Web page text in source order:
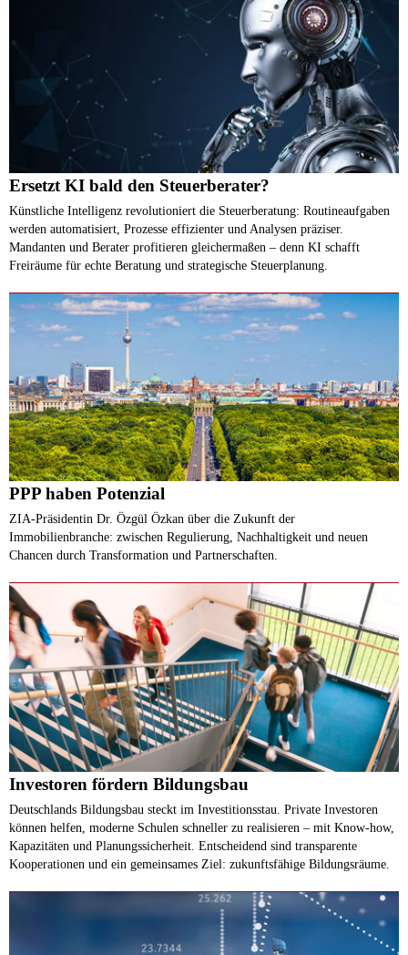
Ersetzt KI bald den Steuerberater?
Künstliche Intelligenz revolutioniert die Steuerberatung: Routineaufgaben
werden automatisiert, Prozesse effizienter und Analysen präziser.
Mandanten und Berater profitieren gleichermaßen – denn KI schafft
Freiräume für echte Beratung und strategische Steuerplanung.
PPP haben Potenzial
ZIA-Präsidentin Dr. Özgül Özkan über die Zukunft der
Immobilienbranche: zwischen Regulierung, Nachhaltigkeit und neuen
Chancen durch Transformation und Partnerschaften.
Investoren fördern Bildungsbau
Deutschlands Bildungsbau steckt im Investitionsstau. Private Investoren
können helfen, moderne Schulen schneller zu realisieren – mit Know-how,
Kapazitäten und Planungssicherheit. Entscheidend sind transparente
Kooperationen und ein gemeinsames Ziel: zukunftsfähige Bildungsräume.